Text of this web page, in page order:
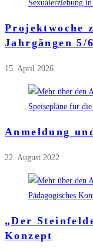
Projektwoche
Jahrgängen 5/6
15. April 2026
Anmeldung
22. August 2022
„Der
Konzept